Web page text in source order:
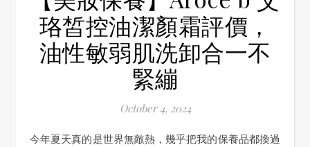
珞皙控油潔顏霜評價，
油性敏弱肌洗卸合一不
緊繃
October 4, 2024
今年夏天真的是世界無敵熱，幾乎把我的保養品都換過